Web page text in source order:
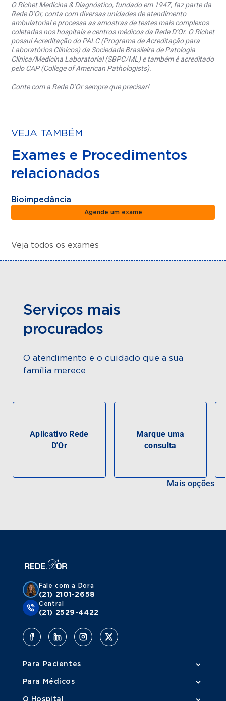
O Richet Medicina & Diagnóstico, fundado em 1947, faz parte da
Rede D’Or, conta com diversas unidades de atendimento
ambulatorial e processa as amostras de testes mais complexos
coletadas nos hospitais e centros médicos da Rede D’Or. O Richet
possui Acreditação do PALC (Programa de Acreditação para
Laboratórios Clínicos) da Sociedade Brasileira de Patologia
Clínica/Medicina Laboratorial (SBPC/ML) e também é acreditado
pelo CAP (College of American Pathologists).
Conte com a Rede D’Or sempre que precisar!
VEJA TAMBÉM
Exames e Procedimentos
relacionados
Bioimpedância
Agende um exame
Veja todos os exames
Serviços mais
procurados
O atendimento e o cuidado que a sua
família merece
Aplicativo Rede
D'Or
Marque uma
consulta
Mais opções
Fale com a Dora
(21) 2101-2658
Central
(21) 2529-4422
Para Pacientes
Para Médicos
O Hospital